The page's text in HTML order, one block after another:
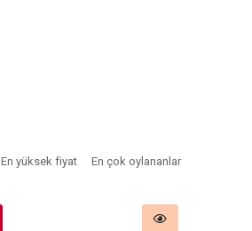
En yüksek fiyat En çok oylananlar